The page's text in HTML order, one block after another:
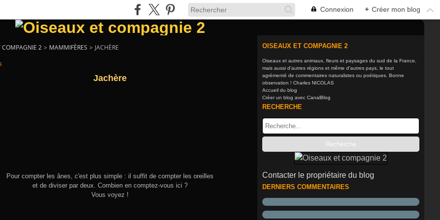
Connexion + Créer mon blog
COMPAGNIE 2 > MAMMIFÈRES > JACHÈRE
Jachère
Pour compter les ânes, c'est plus simple : il suffit de compter les oreilles
et de diviser par deux. Combien en comptez-vous ici ?
Vous voyez !
OISEAUX ET COMPAGNIE 2
Oiseaux et autres animaux, fleurs et paysages du sud de la France,
mais aussi d'autres régions et même d'autres pays, le tout
agrémenté de commentaires naturalistes ou poétiques. Bonne
observation ! Charles NICOLAS
Accueil du blog
Créer un blog avec CanalBlog
RECHERCHE
Contacter le propriétaire du blog
DERNIERS COMMENTAIRES